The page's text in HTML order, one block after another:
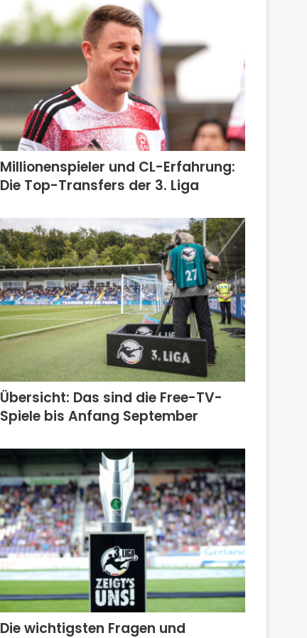
Millionenspieler und CL-Erfahrung:
Die Top-Transfers der 3. Liga
Übersicht: Das sind die Free-TV-
Spiele bis Anfang September
Die wichtigsten Fragen und